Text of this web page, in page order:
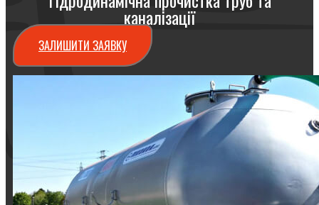
каналізації
ЗАЛИШИТИ ЗАЯВКУ